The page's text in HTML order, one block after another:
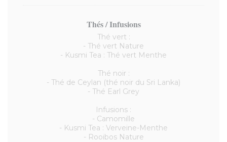
Thés / Infusions
Thé vert :
- Thé vert Nature
- Kusmi Tea : Thé vert Menthe
Thé noir :
- Thé de Ceylan (thé noir du Sri Lanka)
- Thé Earl Grey
Infusions :
- Camomille
- Kusmi Tea : Verveine-Menthe
- Rooibos Nature